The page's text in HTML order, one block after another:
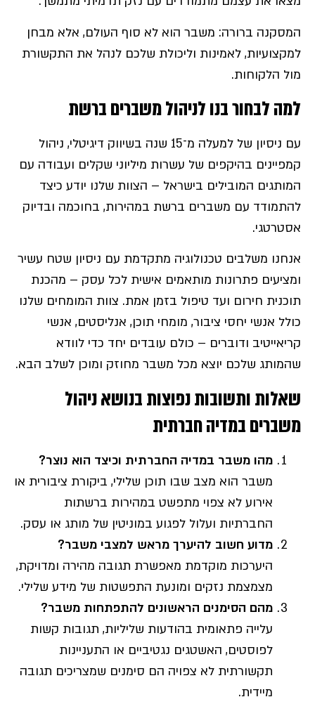
המסקנה ברורה: משבר הוא לא סוף העולם, אלא מבחן
למקצועיות, לאמינות וליכולת שלכם לנהל את התקשורת
מול הלקוחות.
למה לבחור בנו לניהול משברים ברשת
עם ניסיון של למעלה מ־15 שנה בשיווק דיגיטלי, ניהול
קמפיינים בהיקפים של עשרות מיליוני שקלים ועבודה עם
המותגים המובילים בישראל – הצוות שלנו יודע כיצד
להתמודד עם משברים ברשת במהירות, בחוכמה ובדיוק
אסטרטגי.
אנחנו משלבים טכנולוגיה מתקדמת עם ניסיון שטח עשיר
ומציעים פתרונות מותאמים אישית לכל עסק – מהכנת
תוכנית חירום ועד טיפול בזמן אמת. צוות המומחים שלנו
כולל אנשי יחסי ציבור, מומחי תוכן, אנליסטים, אנשי
קריאייטיב ודוברים – כולם עובדים יחד כדי לוודא
שהמותג שלכם יוצא מכל משבר מחוזק ומוכן לשלב הבא.
שאלות ותשובות נפוצות בנושא ניהול
משברים במדיה חברתית
מהו משבר במדיה החברתית וכיצד הוא נוצר?
משבר הוא מצב שבו תוכן שלילי, ביקורת ציבורית או
אירוע לא צפוי מתפשט במהירות ברשתות
החברתיות ועלול לפגוע במוניטין של מותג או עסק.
מדוע חשוב להיערך מראש למצבי משבר?
היערכות מוקדמת מאפשרת תגובה מהירה ומדויקת,
מצמצמת נזקים ומונעת התפשטות של מידע שלילי.
מהם הסימנים הראשונים להתפתחות משבר?
עלייה פתאומית בהודעות שליליות, תגובות קשות
לפוסטים, האשטגים נגטיביים או התעניינות
תקשורתית לא צפויה הם סימנים שמצריכים תגובה
מיידית.